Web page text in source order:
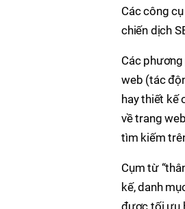
Các công
chiến dịch
Các
web (tác
hay thiết kế
về trang
tìm kiếm
Cụm từ
kế, danh
được tối ưu